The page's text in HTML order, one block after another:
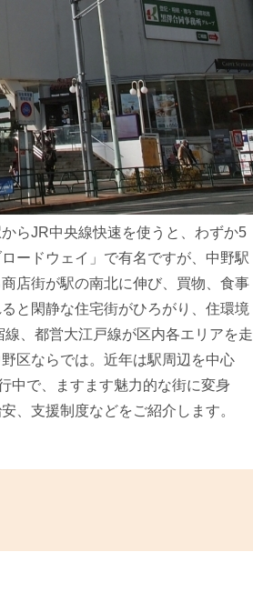
らJR中央線快速を使うと、わずか5
ードウェイ」で有名ですが、中野駅
店街が駅の南北に伸び、買物、食事
と閑静な住宅街がひろがり、住環境
、都営大江戸線が区内各エリアを走
区ならでは。近年は駅周辺を中心
中で、ますます魅力的な街に変身
、支援制度などをご紹介します。